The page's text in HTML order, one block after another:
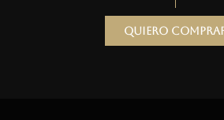
Quiero